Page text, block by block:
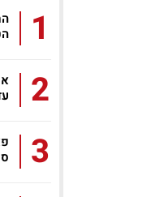
1
2
עד 160
3